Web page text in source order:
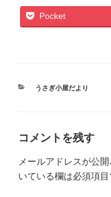
Pocket
カ
ー
うさぎ小屋だより
コメントを残す
メールアドレスが公
いている欄は必須項目